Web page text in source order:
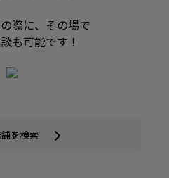
際に、その場で
も可能です！
を検索